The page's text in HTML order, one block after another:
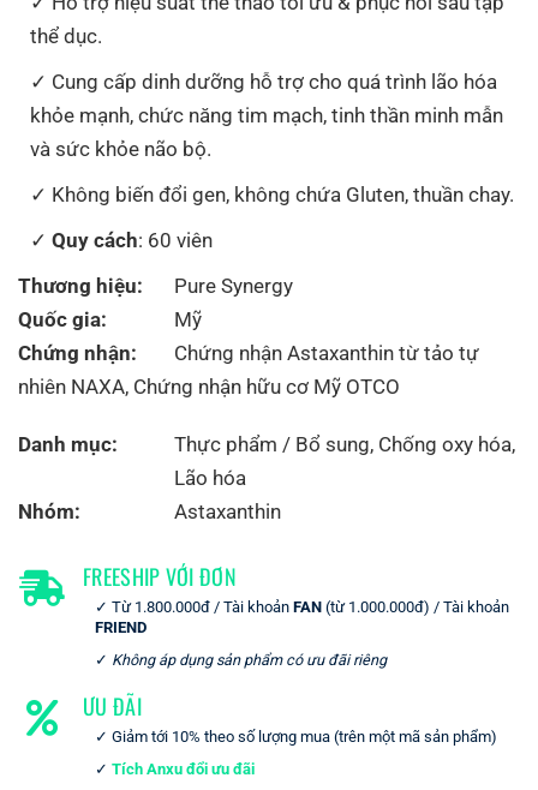
thể dục.
Cung cấp dinh dưỡng hỗ trợ cho quá trình lão hóa
khỏe mạnh, chức năng tim mạch, tinh thần minh mẫn
và sức khỏe não bộ.
Không biến đổi gen, không chứa Gluten, thuần chay.
Quy cách: 60 viên
Thương hiệu:
Pure Synergy
Quốc gia:
Mỹ
Chứng nhận:
Chứng nhận Astaxanthin từ tảo tự
nhiên NAXA, Chứng nhận hữu cơ Mỹ OTCO
Danh mục: Thực phẩm / Bổ sung, Chống oxy hóa,
Lão hóa
Nhóm:
Astaxanthin
FREESHIP VỚI ĐƠN
Từ 1.800.000đ / Tài khoản FAN (từ 1.000.000đ) / Tài khoản
FRIEND
Không áp dụng sản phẩm có ưu đãi riêng
ƯU ĐÃI
Giảm tới 10% theo số lượng mua (trên một mã sản phẩm)
Tích Anxu đổi ưu đãi